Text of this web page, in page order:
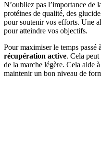
N’oubliez pas l’importance de
protéines de qualité, des
pour soutenir vos efforts. Une
pour atteindre vos objectifs.
Pour maximiser le temps passé
récupération active. Cela
de la marche légère. Cela aide
maintenir un bon niveau de